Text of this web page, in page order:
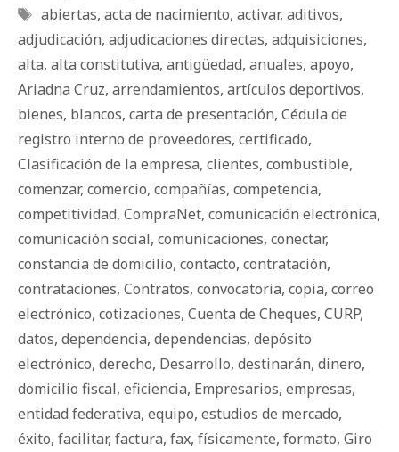
Etiquetas
abiertas, acta de nacimiento, activar, aditivos,
adjudicación, adjudicaciones directas, adquisiciones,
alta, alta constitutiva, antigüedad, anuales, apoyo,
Ariadna Cruz, arrendamientos, artículos deportivos,
bienes, blancos, carta de presentación, Cédula de
registro interno de proveedores, certificado,
Clasificación de la empresa, clientes, combustible,
comenzar, comercio, compañías, competencia,
competitividad, CompraNet, comunicación electrónica,
comunicación social, comunicaciones, conectar,
constancia de domicilio, contacto, contratación,
contrataciones, Contratos, convocatoria, copia, correo
electrónico, cotizaciones, Cuenta de Cheques, CURP,
datos, dependencia, dependencias, depósito
electrónico, derecho, Desarrollo, destinarán, dinero,
domicilio fiscal, eficiencia, Empresarios, empresas,
entidad federativa, equipo, estudios de mercado,
éxito, facilitar, factura, fax, físicamente, formato, Giro